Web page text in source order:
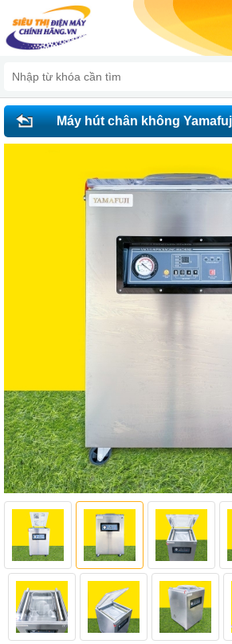
Máy hút chân không
(inox 304)